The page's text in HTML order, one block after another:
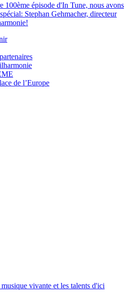
100ème épisode d'In Tune, nous avons
Stephan Gehmacher, directeur
de l’Europe
vivante et les talents d'ici